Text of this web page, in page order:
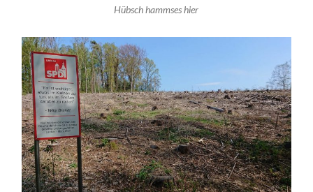
Hübsch hammses hier